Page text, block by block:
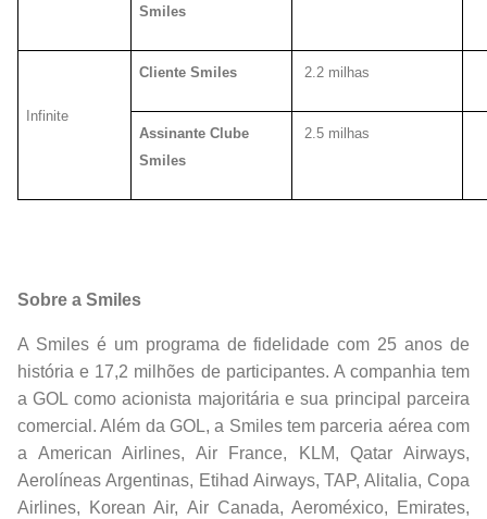
Smiles
Infinite
Cliente Smiles 2.2 milhas
Assinante Clube
Smiles
2.5 milhas
Sobre a Smiles
A Smiles é um programa de fidelidade com 25 anos de
história e 17,2 milhões de participantes. A companhia tem
a GOL como acionista majoritária e ​sua principal parceira
comercial. Além da GOL, a ​Smiles tem parceria aérea com
a American Airlines, Air France, KLM, Qatar Airways,
Aerolíneas Argentinas, Etihad Airways, TAP, Alitalia, Copa
Airlines, Korean Air, Air Canada, Aeroméxico, Emirates,